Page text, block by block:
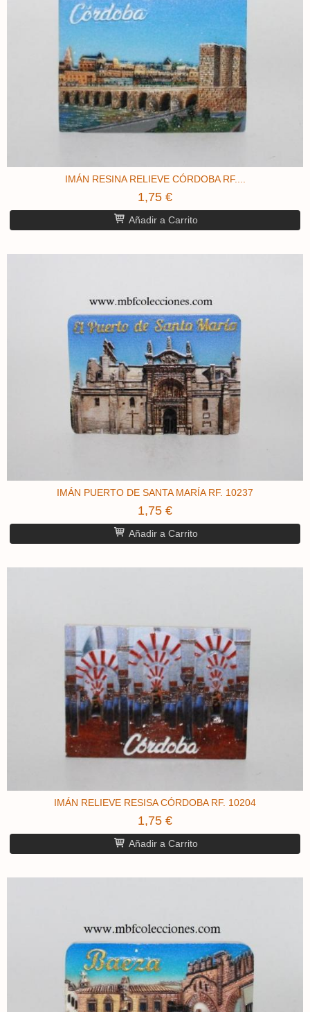
IMÁN RESINA RELIEVE CÓRDOBA ​RF....
1,75 €
Añadir a Carrito
IMÁN PUERTO DE SANTA MARÍA ​RF. 10237
1,75 €
Añadir a Carrito
IMÁN RELIEVE RESISA CÓRDOBA RF. 10204
1,75 €
Añadir a Carrito